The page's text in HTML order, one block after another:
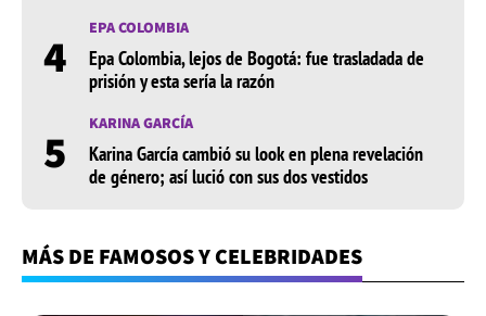
4 EPA COLOMBIA
Epa Colombia, lejos de Bogotá: fue trasladada de
prisión y esta sería la razón
5 KARINA GARCÍA
Karina García cambió su look en plena revelación
de género; así lució con sus dos vestidos
MÁS DE FAMOSOS Y CELEBRIDADES